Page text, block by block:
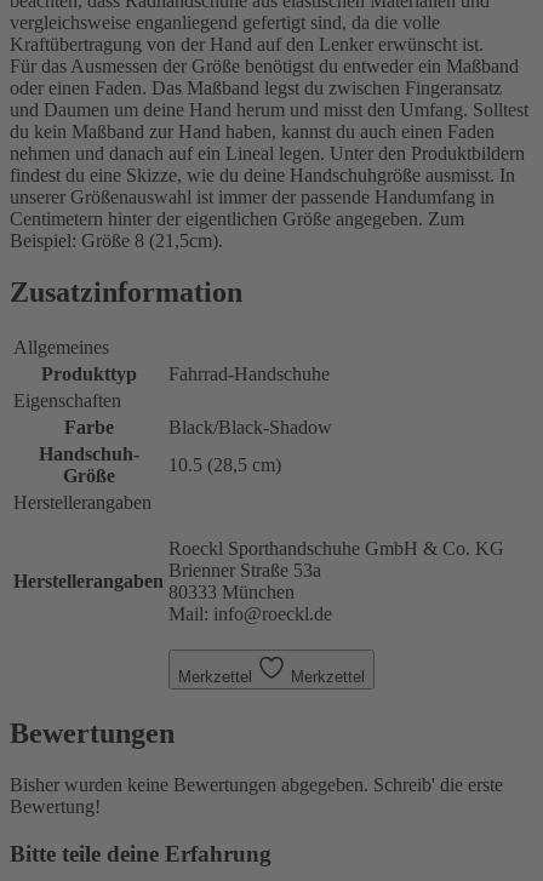
vergleichsweise enganliegend gefertigt sind, da die volle
Kraftübertragung von der Hand auf den Lenker erwünscht ist.
Für das Ausmessen der Größe benötigst du entweder ein Maßband
oder einen Faden. Das Maßband legst du zwischen Fingeransatz
und Daumen um deine Hand herum und misst den Umfang. Solltest
du kein Maßband zur Hand haben, kannst du auch einen Faden
nehmen und danach auf ein Lineal legen. Unter den Produktbildern
findest du eine Skizze, wie du deine Handschuhgröße ausmisst. In
unserer Größenauswahl ist immer der passende Handumfang in
Centimetern hinter der eigentlichen Größe angegeben. Zum
Beispiel: Größe 8 (21,5cm).
Zusatzinformation
Allgemeines
Produkttyp
Fahrrad-Handschuhe
Eigenschaften
Farbe
Black/Black-Shadow
Handschuh-
Größe
10.5 (28,5 cm)
Herstellerangaben
Herstellerangaben
Roeckl Sporthandschuhe GmbH & Co. KG
Brienner Straße 53a
80333 München
Mail: info@roeckl.de
Merkzettel Merkzettel
Bewertungen
Bisher wurden keine Bewertungen abgegeben. Schreib' die erste
Bewertung!
Bitte teile deine Erfahrung